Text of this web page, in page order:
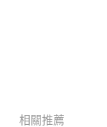
相關推薦